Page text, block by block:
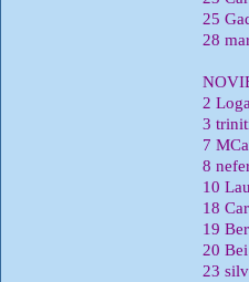
25
28
2
3
7
8
10 Lau
18
19
20
23